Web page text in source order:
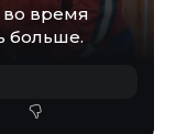
во время
больше.